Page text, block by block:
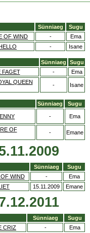
Sünniaeg
Sugu
OF WIND -
Ema
- Isane
Sünniaeg
Sugu
FAGET - Ema
QUEEN
- Isane
Sünniaeg
Sugu
- Ema
OF
- Emane
Sünniaeg
Sugu
WIND -
Ema
15.11.2009 Emane
Sünniaeg
Sugu
CRIZ - Ema